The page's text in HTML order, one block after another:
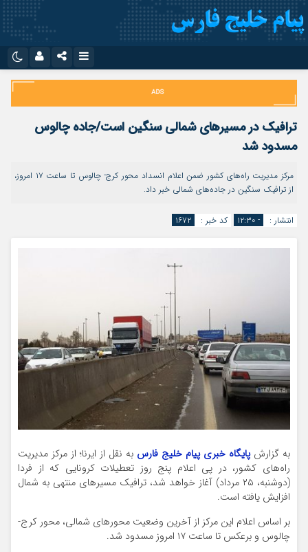
اینستاگرام
تلگرام
سروش
ایتا
آپارات
نام کاربری یا نشانی ایمیل
رمز عبور
مرا به خاطر بسپار
ترافیک در مسیرهای شمالی سنگین است/جاده چالوس
مسدود شد
مرکز مدیریت راه‌های کشور ضمن اعلام انسداد محور کرج- چالوس تا ساعت ۱۷ امروز،
از ترافیک سنگین در جاده‌های شمالی خبر داد.
انتشار : - ۱۲:۳۰ کد خبر : ۱۶۷۲
به گزارشپایگاه خبری پیام خلیج فارس به نقل از ایرنا؛ از مرکز مدیریت
راه‌های کشور، در پی اعلام پنج روز تعطیلات کرونایی که از فردا
(دوشنبه، ۲۵ مرداد) آغاز خواهد شد، ترافیک مسیرهای منتهی به شمال
افزایش یافته است.
بر اساس اعلام این مرکز از آخرین وضعیت محورهای شمالی، محور کرج-
چالوس و برعکس تا ساعت ۱۷ امروز مسدود شد.